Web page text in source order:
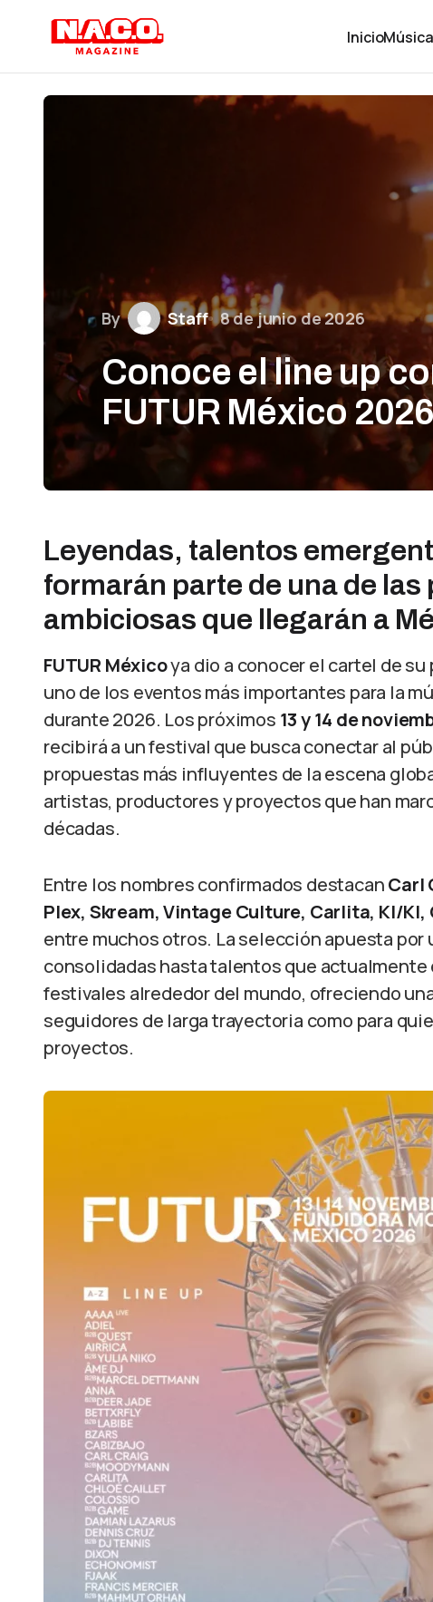
InicioMúsica
By Staff 8 de junio de 2026
Conoce el line up
FUTUR México
Leyendas, talentos
formarán parte de una de
ambiciosas que llegarán a
FUTUR Méxicoya dio a conocer el cartel de
uno de los eventos más importantes para la
durante 2026. Los próximos 13 y 14 de
recibirá a un festival que busca conectar al
propuestas más influyentes de la escena
artistas, productores y proyectos que han
décadas.
Entre los nombres confirmados destacanCarl
Plex, Skream, Vintage Culture, Carlita, KI/KI,
entre muchos otros. La selección apuesta por
consolidadas hasta talentos que
festivales alrededor del mundo, ofreciendo
seguidores de larga trayectoria como para
proyectos.